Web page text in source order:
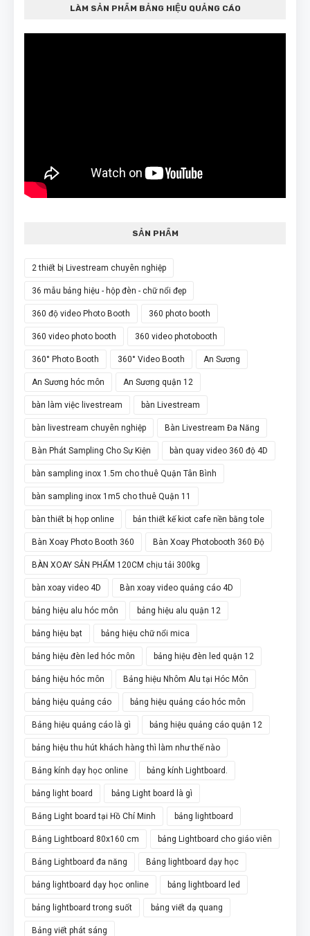
LÀM SẢN PHẨM BẢNG HIỆU QUẢNG CÁO
SẢN PHẨM
2 thiết bị Livestream chuyên nghiệp
36 mẫu bảng hiệu - hộp đèn - chữ nổi đẹp
360 độ video Photo Booth 360 photo booth
360 video photo booth 360 video photobooth
360° Photo Booth 360° Video Booth An Sương
An Sương hóc môn An Sương quận 12
bàn làm việc livestream bàn Livestream
bàn livestream chuyên nghiệp Bàn Livestream Đa Năng
Bàn Phát Sampling Cho Sự Kiện bàn quay video 360 độ 4D
bàn sampling inox 1.5m cho thuê Quận Tân Bình
bàn sampling inox 1m5 cho thuê Quận 11
bàn thiết bị họp online bản thiết kế kiot cafe nền bằng tole
Bàn Xoay Photo Booth 360 Bàn Xoay Photobooth 360 Độ
BÀN XOAY SẢN PHẨM 120CM chịu tải 300kg
bàn xoay video 4D Bàn xoay video quảng cáo 4D
bảng hiệu alu hóc môn bảng hiệu alu quận 12
bảng hiệu bạt bảng hiệu chữ nổi mica
bảng hiệu đèn led hóc môn bảng hiệu đèn led quận 12
bảng hiệu hóc môn Bảng hiệu Nhôm Alu tại Hóc Môn
bảng hiệu quảng cáo bảng hiệu quảng cáo hóc môn
Bảng hiệu quảng cáo là gì bảng hiệu quảng cáo quận 12
bảng hiệu thu hút khách hàng thì làm như thế nào
Bảng kính dạy học online bảng kính Lightboard.
bảng light board bảng Light board là gì
Bảng Light board tại Hồ Chí Minh bảng lightboard
Bảng Lightboard 80x160 cm bảng Lightboard cho giáo viên
Bảng Lightboard đa năng Bảng lightboard dạy học
bảng lightboard dạy học online bảng lightboard led
bảng lightboard trong suốt bảng viết dạ quang
Bảng viết phát sáng